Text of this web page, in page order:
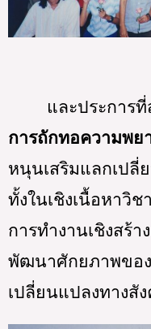
และประการ
การถักทอความพย
หนุนเสริมแลกเปลี่
ทั้งในเชิงเนื้อหาวิ
การทำงานเชิงสร้า
พัฒนาศักยภาพขอ
เปลี่ยนแปลงทางสัง